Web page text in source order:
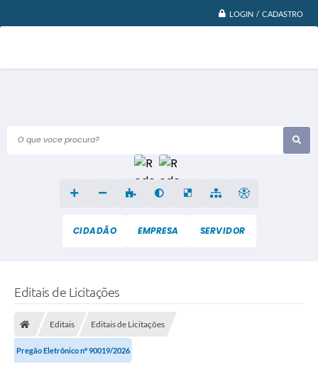
LOGIN / CADASTRO
O que voce procura?
CIDADÃO EMPRESA SERVIDOR
Editais de Licitações
Editais Editais de Licitações
Pregão Eletrônico nº 90019/2026